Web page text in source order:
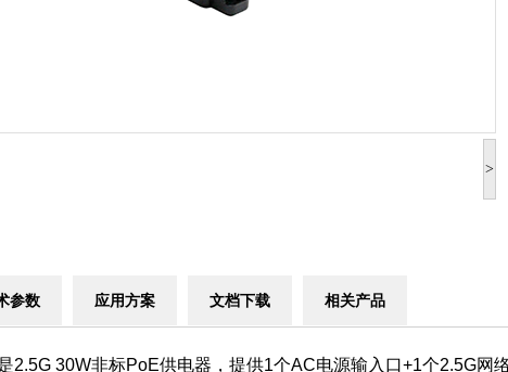
>
参数 应用方案 文档下载 相关产品
2.5G 30W非标PoE供电器，提供1个AC电源输入口+1个2.5G网